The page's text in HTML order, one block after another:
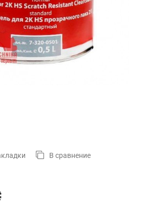
В сравнение